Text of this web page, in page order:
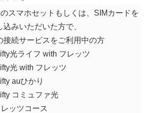
スマホセットもしくは、SIMカードを
込みいただいた方で、
接続サービスをご利用中の方
光ライフ with フレッツ
光 with フレッツ
auひかり
コミュファ光
レッツコース